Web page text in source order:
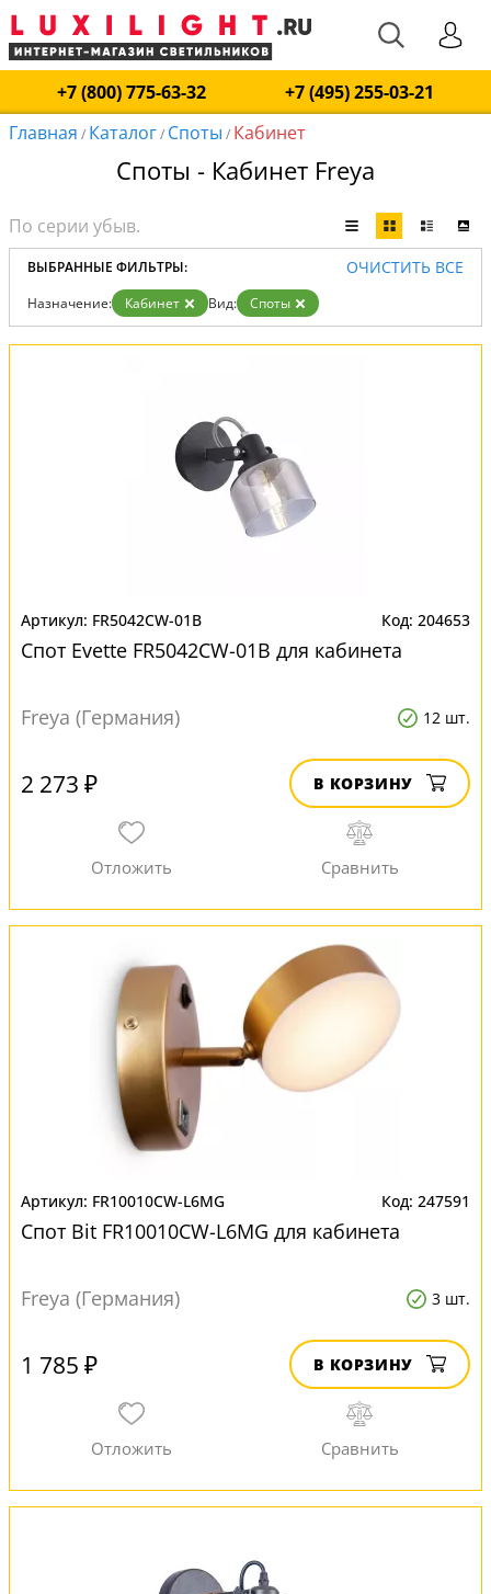
+7 (800) 775-63-32
+7 (495) 255-03-21
Главная / Каталог/ Споты / Кабинет
Споты - Кабинет Freya
ВЫБРАННЫЕ ФИЛЬТРЫ: ОЧИСТИТЬ ВСЕ
Назначение: Кабинет Вид: Споты
FR5042CW-01B 204653
Спот Evette FR5042CW-01B для кабинета
Freya (Германия) 12 шт.
2 273 ₽ В КОРЗИНУ
FR10010CW-L6MG 247591
Спот Bit FR10010CW-L6MG для кабинета
Freya (Германия) 3 шт.
1 785 ₽ В КОРЗИНУ